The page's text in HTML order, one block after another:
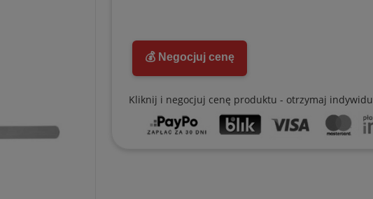
💰 Negocjuj cenę
Kliknij i negocjuj cenę produktu - otrzymaj